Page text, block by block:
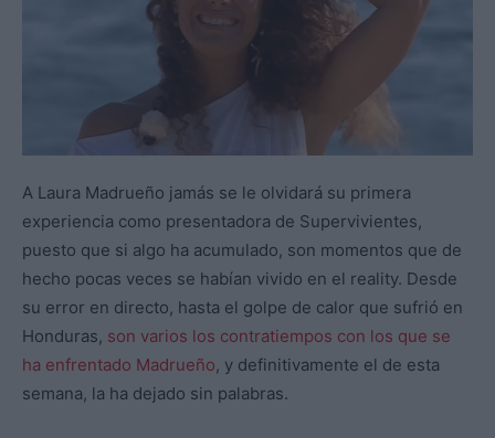
A Laura Madrueño jamás se le olvidará su primera
experiencia como presentadora de Supervivientes,
puesto que si algo ha acumulado, son momentos que de
hecho pocas veces se habían vivido en el reality. Desde
su error en directo, hasta el golpe de calor que sufrió en
Honduras, son varios los contratiempos con los que se
ha enfrentado Madrueño, y definitivamente el de esta
semana, la ha dejado sin palabras.